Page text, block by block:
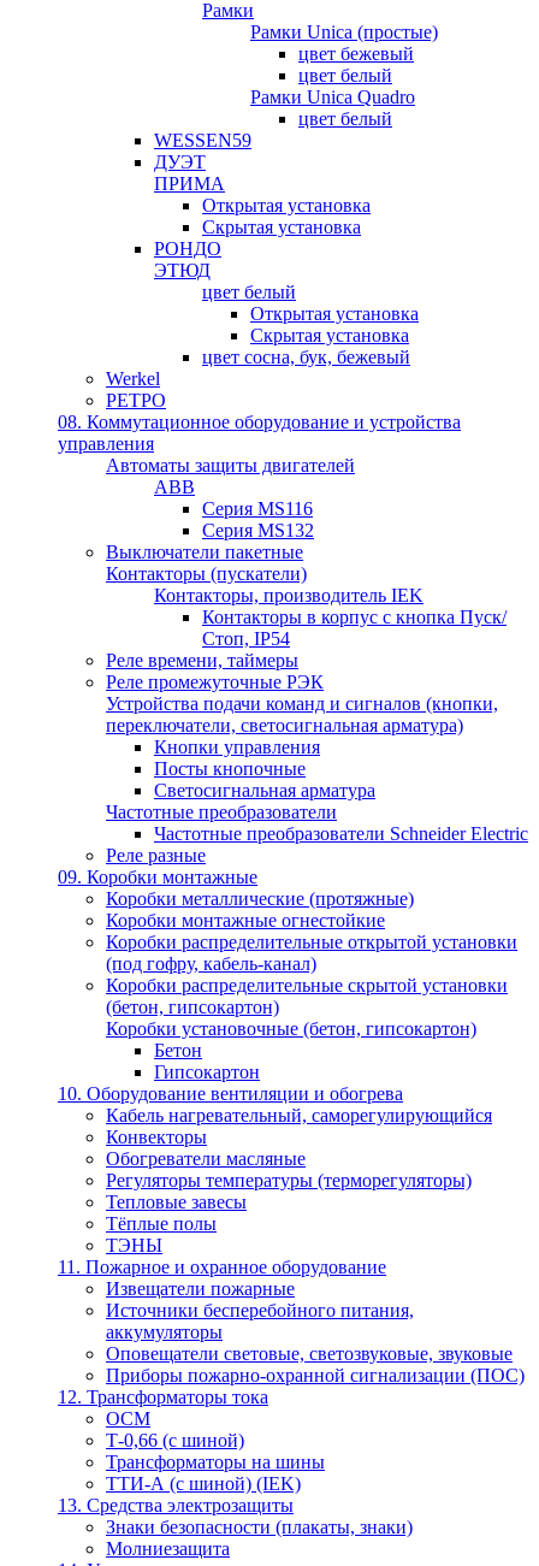
Рамки
Рамки Unica (простые)
цвет бежевый
цвет белый
Рамки Unica Quadro
цвет белый
WESSEN59
ДУЭТ
ПРИМА
Открытая установка
Скрытая установка
РОНДО
ЭТЮД
цвет белый
Открытая установка
Скрытая установка
цвет сосна, бук, бежевый
Werkel
РЕТРО
08. Коммутационное оборудование и устройства
управления
Автоматы защиты двигателей
ABB
Серия MS116
Серия MS132
Выключатели пакетные
Контакторы (пускатели)
Контакторы, производитель IEK
Контакторы в корпус с кнопка Пуск/
Стоп, IP54
Реле времени, таймеры
Реле промежуточные РЭК
Устройства подачи команд и сигналов (кнопки,
переключатели, светосигнальная арматура)
Кнопки управления
Посты кнопочные
Светосигнальная арматура
Частотные преобразователи
Частотные преобразователи Schneider Electric
Реле разные
09. Коробки монтажные
Коробки металлические (протяжные)
Коробки монтажные огнестойкие
Коробки распределительные открытой установки
(под гофру, кабель-канал)
Коробки распределительные скрытой установки
(бетон, гипсокартон)
Коробки установочные (бетон, гипсокартон)
Бетон
Гипсокартон
10. Оборудование вентиляции и обогрева
Кабель нагревательный, саморегулирующийся
Конвекторы
Обогреватели масляные
Регуляторы температуры (терморегуляторы)
Тепловые завесы
Тёплые полы
ТЭНЫ
11. Пожарное и охранное оборудование
Извещатели пожарные
Источники бесперебойного питания,
аккумуляторы
Оповещатели световые, светозвуковые, звуковые
Приборы пожарно-охранной сигнализации (ПОС)
12. Трансформаторы тока
ОСМ
Т-0,66 (с шиной)
Трансформаторы на шины
ТТИ-А (с шиной) (IEK)
13. Средства электрозащиты
Знаки безопасности (плакаты, знаки)
Молниезащита